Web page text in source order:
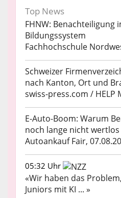
Top News
FHNW: Benachteiligung
Bildungssystem
Fachhochschule
Schweizer
nach Kanton, Ort und
swiss-press.com / HELP
E-Auto-Boom: Warum
noch lange nicht
Autoankauf Fair,
05:32 Uhr
«Wir haben das
Juniors mit KI ... »